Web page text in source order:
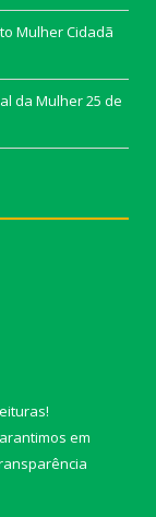
Mulher Cidadã
da Mulher25 de
!
em